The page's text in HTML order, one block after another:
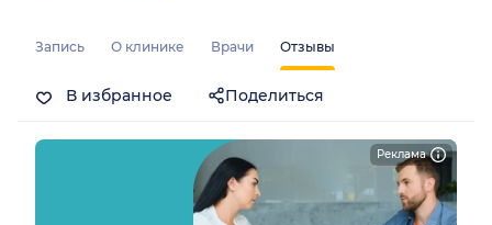
Реклама
Запись О клинике Врачи Отзывы
В избранное Поделиться